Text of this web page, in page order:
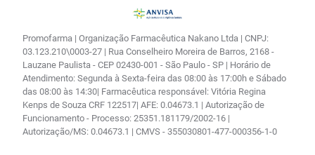
Promofarma | Organização Farmacêutica Nakano Ltda | CNPJ:
03.123.210\0003-27 | Rua Conselheiro Moreira de Barros, 2168 -
Lauzane Paulista - CEP 02430-001 - São Paulo - SP | Horário de
Atendimento: Segunda à Sexta-feira das 08:00 às 17:00h e Sábado
das 08:00 às 14:30| Farmacêutica responsável: Vitória Regina
Kenps de Souza CRF 122517| AFE: 0.04673.1 | Autorização de
Funcionamento - Processo: 25351.181179/2002-16 |
Autorização/MS: 0.04673.1 | CMVS - 355030801-477-000356-1-0